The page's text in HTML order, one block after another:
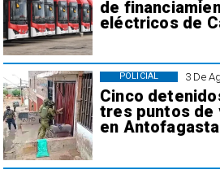
de
eléctricos de
3 De
Cinco
tres puntos de
en Antofagasta
POLICIAL